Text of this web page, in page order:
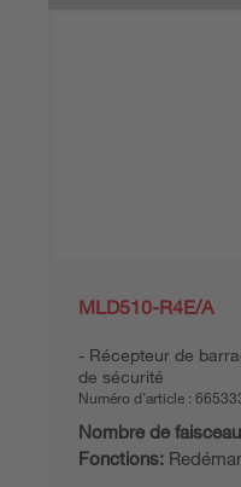
MLD510-R4E/A
Récepteur de
de sécurité
Numéro d’article :
Nombre de
Fonctions: